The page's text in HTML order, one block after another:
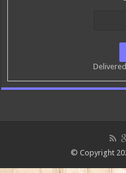
© Copyright